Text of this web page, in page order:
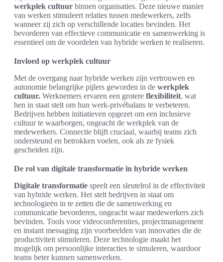
werkplek cultuur binnen organisaties. Deze nieuwe manier
van werken stimuleert relaties tussen medewerkers, zelfs
wanneer zij zich op verschillende locaties bevinden. Het
bevorderen van effectieve communicatie en samenwerking is
essentieel om de voordelen van hybride werken te realiseren.
Invloed op werkplek cultuur
Met de overgang naar hybride werken zijn vertrouwen en
autonomie belangrijke pijlers geworden in de werkplek
cultuur. Werknemers ervaren een grotere flexibiliteit, wat
hen in staat stelt om hun werk-privébalans te verbeteren.
Bedrijven hebben initiatieven opgezet om een inclusieve
cultuur te waarborgen, ongeacht de werkplek van de
medewerkers. Connectie blijft cruciaal, waarbij teams zich
ondersteund en betrokken voelen, ook als ze fysiek
gescheiden zijn.
De rol van digitale transformatie in hybride werken
Digitale transformatie speelt een sleutelrol in de effectiviteit
van hybride werken. Het stelt bedrijven in staat om
technologieën in te zetten die de samenwerking en
communicatie bevorderen, ongeacht waar medewerkers zich
bevinden. Tools voor videoconferenties, projectmanagement
en instant messaging zijn voorbeelden van innovaties die de
productiviteit stimuleren. Deze technologie maakt het
mogelijk om persoonlijke interacties te simuleren, waardoor
teams beter kunnen samenwerken.